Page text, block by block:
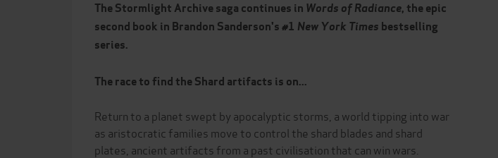
The Stormlight Archive saga continues in Words of Radiance, the epic
second book in Brandon Sanderson's #1 New York Times bestselling
series.
The race to find the Shard artifacts is on...
Return to a planet swept by apocalyptic storms, a world tipping into war
as aristocratic families move to control the shard blades and shard
plates, ancient artifacts from a past civilisation that can win wars.